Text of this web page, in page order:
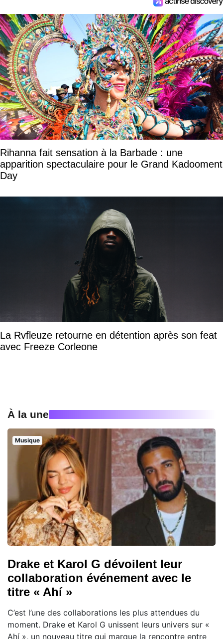
Rihanna fait sensation à la Barbade : une
apparition spectaculaire pour le Grand Kadooment
Day
La Rvfleuze retourne en détention après son feat
avec Freeze Corleone
À la une
Musique
Drake et Karol G dévoilent leur
collaboration événement avec le
titre « Ahí »
C’est l’une des collaborations les plus attendues du
moment. Drake et Karol G unissent leurs univers sur «
Ahí », un nouveau titre qui marque la rencontre entre